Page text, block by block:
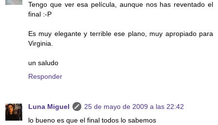
Tengo que ver esa película, aunque nos has reventado el
final :-P
Es muy elegante y terrible ese plano, muy apropiado para
Virginia.
un saludo
Responder
Luna Miguel
25 de mayo de 2009 a las 22:42
lo bueno es que el final todos lo sabemos